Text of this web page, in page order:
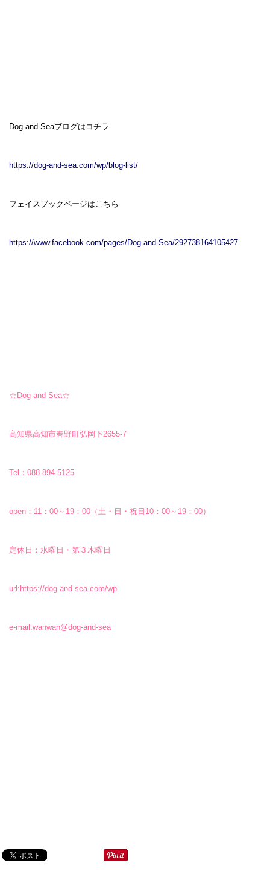
Dog and Seaブログはコチラ
https://dog-and-sea.com/wp/blog-list/
フェイスブックページはこちら
https://www.facebook.com/pages/Dog-and-Sea/292738164105427
☆Dog and Sea☆
高知県高知市春野町弘岡下2655-7
Tel：088-894-5125
open：11：00～19：00（土・日・祝日10：00～19：00）
定休日：水曜日・第３木曜日
url: https://dog-and-sea.com/wp
e-mail:wanwan@dog-and-sea